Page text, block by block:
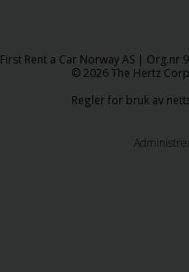
​First Rent a Car Norway AS |
© 2026 The Hertz
Regler for bruk av